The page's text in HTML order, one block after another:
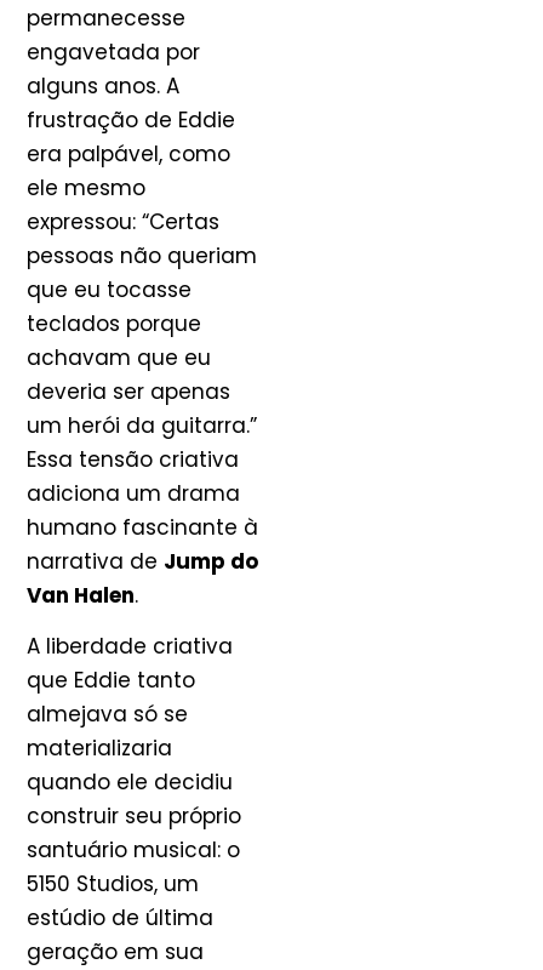
permanecesse
engavetada por
alguns anos. A
frustração de Eddie
era palpável, como
ele mesmo
expressou: “Certas
pessoas não queriam
que eu tocasse
teclados porque
achavam que eu
deveria ser apenas
um herói da guitarra.”
Essa tensão criativa
adiciona um drama
humano fascinante à
narrativa de Jump do
Van Halen.
A liberdade criativa
que Eddie tanto
almejava só se
materializaria
quando ele decidiu
construir seu próprio
santuário musical: o
5150 Studios, um
estúdio de última
geração em sua